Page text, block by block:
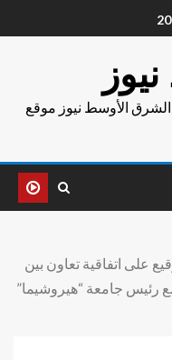
الأوسط نيوز موقع
على اتفاقية تعاون بين
رئيس جامعة “هيروشيما”